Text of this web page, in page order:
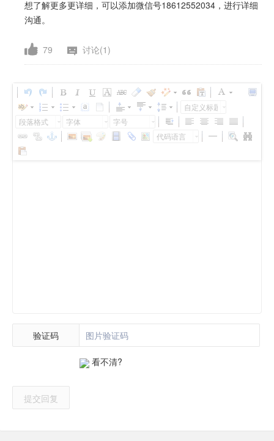
想了解更多更详细，可以添加微信号18612552034，进行详细
沟通。
79 讨论(1)
自定义标题
段落格式
字体
字号
代码语言
验证码
看不清?
提交回复